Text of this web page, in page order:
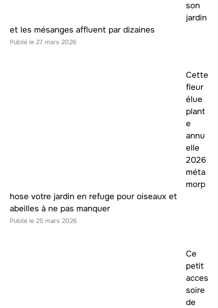
son
jardin
et les mésanges affluent par dizaines
27 mars 2026
Cette
fleur
élue
plant
e
annu
elle
2026
méta
morp
hose votre jardin en refuge pour oiseaux et
abeilles à ne pas manquer
25 mars 2026
Ce
petit
acces
soire
de